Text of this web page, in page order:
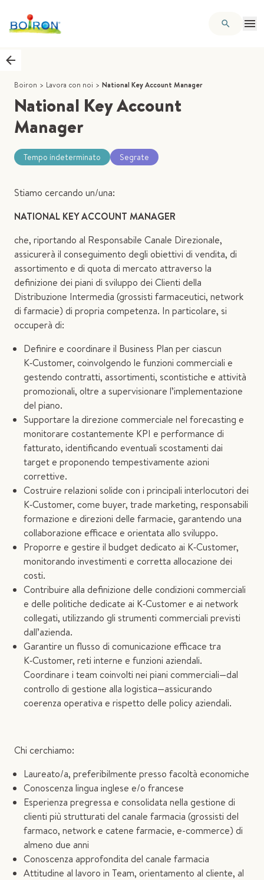
Boiron > Lavora con noi > National Key Account Manager
National Key Account
Manager
Tempo indeterminato Segrate
Stiamo cercando un/una:
NATIONAL KEY ACCOUNT MANAGER
che, riportando al Responsabile Canale Direzionale,
assicurerà il conseguimento degli obiettivi di vendita, di
assortimento e di quota di mercato attraverso la
definizione dei piani di sviluppo dei Clienti della
Distribuzione Intermedia (grossisti farmaceutici, network
di farmacie) di propria competenza. In particolare, si
occuperà di:
Definire e coordinare il Business Plan per ciascun
K‑Customer, coinvolgendo le funzioni commerciali e
gestendo contratti, assortimenti, scontistiche e attività
promozionali, oltre a supervisionare l’implementazione
del piano.
Supportare la direzione commerciale nel forecasting e
monitorare costantemente KPI e performance di
fatturato, identificando eventuali scostamenti dai
target e proponendo tempestivamente azioni
correttive.
Costruire relazioni solide con i principali interlocutori dei
K‑Customer, come buyer, trade marketing, responsabili
formazione e direzioni delle farmacie, garantendo una
collaborazione efficace e orientata allo sviluppo.
Proporre e gestire il budget dedicato ai K‑Customer,
monitorando investimenti e corretta allocazione dei
costi.
Contribuire alla definizione delle condizioni commerciali
e delle politiche dedicate ai K‑Customer e ai network
collegati, utilizzando gli strumenti commerciali previsti
dall’azienda.
Garantire un flusso di comunicazione efficace tra
K‑Customer, reti interne e funzioni aziendali.
Coordinare i team coinvolti nei piani commerciali—dal
controllo di gestione alla logistica—assicurando
coerenza operativa e rispetto delle policy aziendali.
Chi cerchiamo:
Laureato/a, preferibilmente presso facoltà economiche
Conoscenza lingua inglese e/o francese
Esperienza pregressa e consolidata nella gestione di
clienti più strutturati del canale farmacia (grossisti del
farmaco, network e catene farmacie, e-commerce) di
almeno due anni
Conoscenza approfondita del canale farmacia
Attitudine al lavoro in Team, orientamento al cliente, al